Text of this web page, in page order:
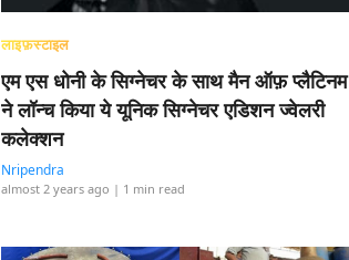
लाइफ़स्टाइल
एम एस धोनी के सिग्नेचर के साथ मैन ऑफ़ प्लैटिनम
ने लॉन्च किया ये यूनिक सिग्नेचर एडिशन ज्वेलरी
कलेक्शन
Nripendra
almost 2 years ago | 1 min read